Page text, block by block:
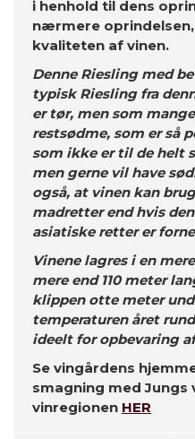
i henhold til dens
nærmere
kvaliteten af ​​vinen.
Denne Riesling med
typisk Riesling fra
er tør, men som
restsødme, som er så
som ikke er til de helt
men gerne vil have
også, at vinen kan
madretter end hvis
asiatiske retter er
Vinene lagres i en
mere end 110 meter
klippen otte meter
temperaturen året
ideelt for opbevaring
Se vingårdens
smagning med Jungs
vinregionen HER